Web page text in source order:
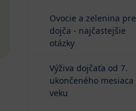
Ovocie a zelenina pre
dojča - najčastejšie
otázky
Výživa dojčaťa od 7.
ukončeného mesiaca
veku